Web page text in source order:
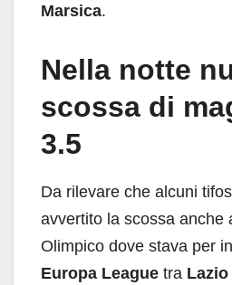
Marsica.
Nella notte
scossa di
3.5
Da rilevare che alcuni
avvertito la scossa anche
Olimpico dove stava per
Europa League tra